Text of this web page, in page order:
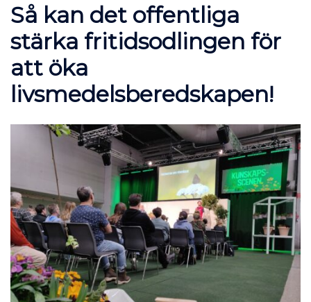
Så kan det offentliga
stärka fritidsodlingen för
att öka
livsmedelsberedskapen!